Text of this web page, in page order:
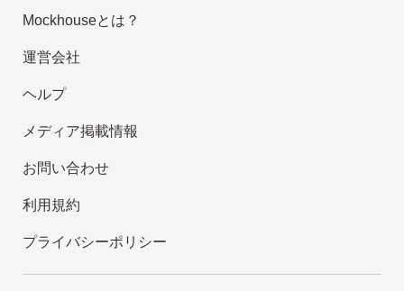
Mockhouseとは？
運営会社
ヘルプ
メディア掲載情報
お問い合わせ
利用規約
プライバシーポリシー